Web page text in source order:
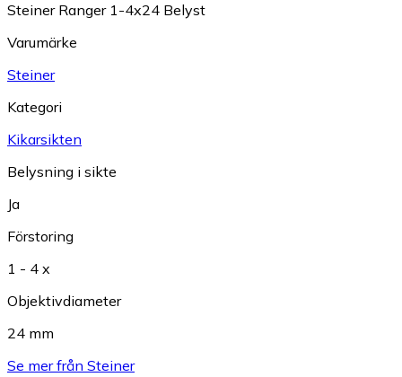
Steiner Ranger 1-4x24 Belyst
Varumärke
Steiner
Kategori
Kikarsikten
Belysning i sikte
Ja
Förstoring
1 - 4 x
Objektivdiameter
24 mm
Se mer från Steiner